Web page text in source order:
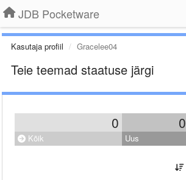
JDB Pocketware
Kasutaja profiil Gracelee04
Teie teemad staatuse järgi
0 0
Kõik Uus